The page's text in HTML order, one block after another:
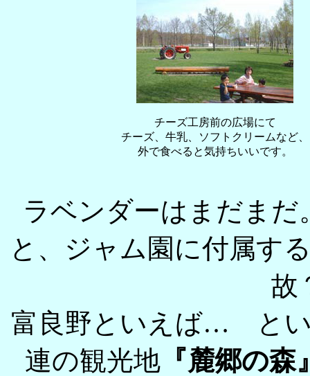
チーズ工房前の広場にて
チーズ、牛乳、ソフトクリームなど、
外で食べると気持ちいいです。
ラベンダーはまだまだ
と、ジャム園に付属す
故
富良野といえば… とい
連の観光地 『麓郷の森